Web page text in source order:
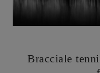
Bracciale